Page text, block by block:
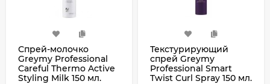
Спрей-молочко
Greymy Professional
Careful Thermo Active
Styling Milk 150 мл.
Текстурирующий
спрей Greymy
Professional Smart
Twist Curl Spray 150 мл.